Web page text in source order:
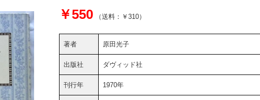
￥550 （送料：￥310）
著者 原田光子
出版社 ダヴィッド社
刊行年 1970年